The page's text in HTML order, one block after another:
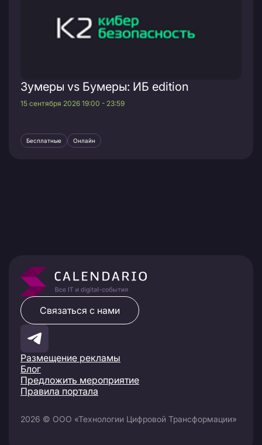
Зумеры vs Бумеры: ИБ edition
15 сентября 2026 19:00 - 23:59
Бесплатные Онлайн
Размещение рекламы
Блог
Предложить мероприятие
Правила портала
Связаться с нами
2026 © ООО «Технологии Цифровой Трансформации»